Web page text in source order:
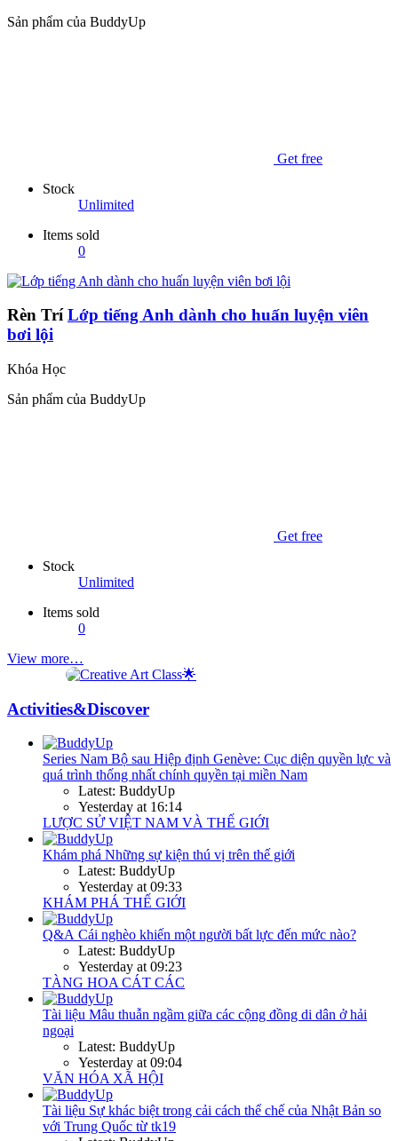
Sản phẩm của BuddyUp
Get free
Stock
Unlimited
Items sold
0
Rèn Trí Lớp tiếng Anh dành cho huấn luyện viên
bơi lội
Khóa Học
Sản phẩm của BuddyUp
Get free
Stock
Unlimited
Items sold
0
View more…
Activities&Discover
Series Nam Bộ sau Hiệp định Genève: Cục diện quyền lực và
quá trình thống nhất chính quyền tại miền Nam
Latest: BuddyUp
Yesterday at 16:14
LƯỢC SỬ VIỆT NAM VÀ THẾ GIỚI
Khám phá Những sự kiện thú vị trên thế giới
Latest: BuddyUp
Yesterday at 09:33
KHÁM PHÁ THẾ GIỚI
Q&A Cái nghèo khiến một người bất lực đến mức nào?
Latest: BuddyUp
Yesterday at 09:23
TÀNG HOA CÁT CÁC
Tài liệu Mâu thuẫn ngầm giữa các cộng đồng di dân ở hải
ngoại
Latest: BuddyUp
Yesterday at 09:04
VĂN HÓA XÃ HỘI
Tài liệu Sự khác biệt trong cải cách thể chế của Nhật Bản so
với Trung Quốc từ tk19